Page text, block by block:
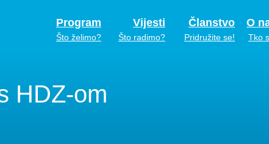
Program
Što želimo?
Vijesti
Što radimo?
Članstvo
Pridružite se!
O
Tko
HDZ-om